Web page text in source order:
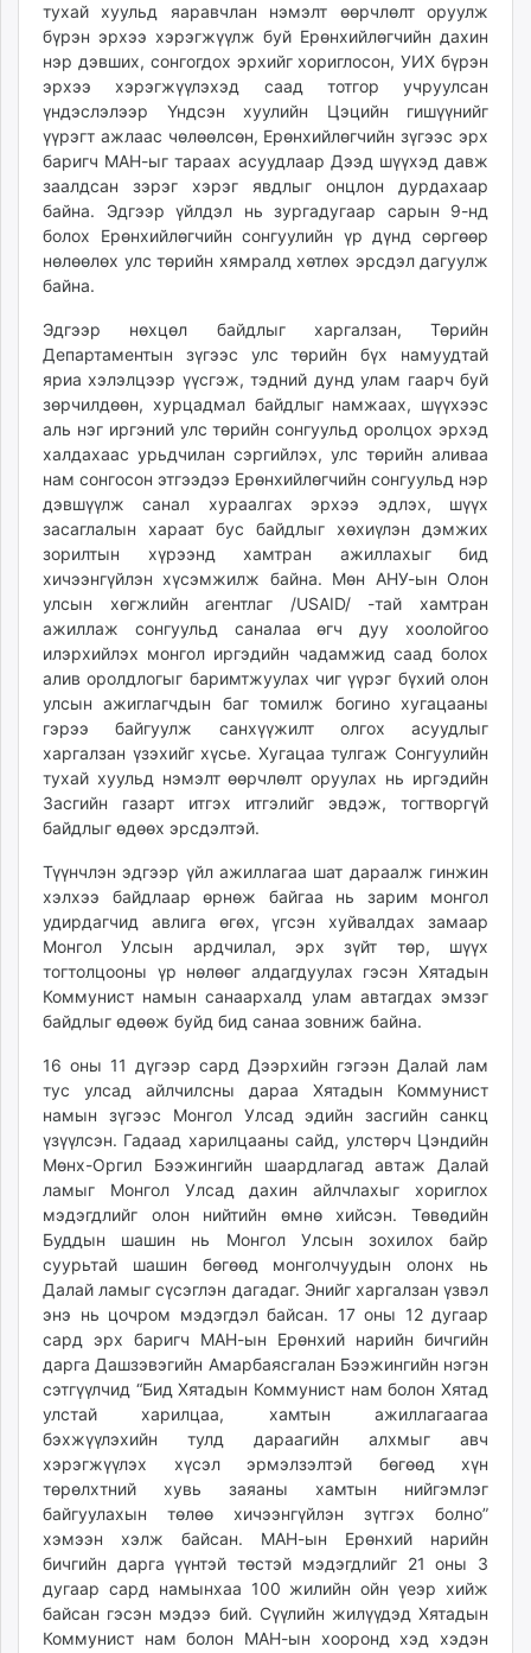
тухай хуульд яаравчлан нэмэлт өөрчлөлт оруулж
бүрэн эрхээ хэрэгжүүлж буй Ерөнхийлөгчийн дахин
нэр дэвших, сонгогдох эрхийг хориглосон, УИХ бүрэн
эрхээ хэрэгжүүлэхэд саад тотгор учруулсан
үндэслэлээр Үндсэн хуулийн Цэцийн гишүүнийг
үүрэгт ажлаас чөлөөлсөн, Ерөнхийлөгчийн зүгээс эрх
баригч МАН-ыг тараах асуудлаар Дээд шүүхэд давж
заалдсан зэрэг хэрэг явдлыг онцлон дурдахаар
байна. Эдгээр үйлдэл нь зургадугаар сарын 9-нд
болох Ерөнхийлөгчийн сонгуулийн үр дүнд сөргөөр
нөлөөлөх улс төрийн хямралд хөтлөх эрсдэл дагуулж
байна.
Эдгээр нөхцөл байдлыг харгалзан, Төрийн
Департаментын зүгээс улс төрийн бүх намуудтай
яриа хэлэлцээр үүсгэж, тэдний дунд улам гаарч буй
зөрчилдөөн, хурцадмал байдлыг намжаах, шүүхээс
аль нэг иргэний улс төрийн сонгуульд оролцох эрхэд
халдахаас урьдчилан сэргийлэх, улс төрийн аливаа
нам сонгосон этгээдээ Ерөнхийлөгчийн сонгуульд нэр
дэвшүүлж санал хураалгах эрхээ эдлэх, шүүх
засаглалын хараат бус байдлыг хөхиүлэн дэмжих
зорилтын хүрээнд хамтран ажиллахыг бид
хичээнгүйлэн хүсэмжилж байна. Мөн АНУ-ын Олон
улсын хөгжлийн агентлаг /USAID/ -тай хамтран
ажиллаж сонгуульд саналаа өгч дуу хоолойгоо
илэрхийлэх монгол иргэдийн чадамжид саад болох
алив оролдлогыг баримтжуулах чиг үүрэг бүхий олон
улсын ажиглагчдын баг томилж богино хугацааны
гэрээ байгуулж санхүүжилт олгох асуудлыг
харгалзан үзэхийг хүсье. Хугацаа тулгаж Сонгуулийн
тухай хуульд нэмэлт өөрчлөлт оруулах нь иргэдийн
Засгийн газарт итгэх итгэлийг эвдэж, тогтворгүй
байдлыг өдөөх эрсдэлтэй.
Түүнчлэн эдгээр үйл ажиллагаа шат дараалж гинжин
хэлхээ байдлаар өрнөж байгаа нь зарим монгол
удирдагчид авлига өгөх, үгсэн хуйвалдах замаар
Монгол Улсын ардчилал, эрх зүйт төр, шүүх
тогтолцооны үр нөлөөг алдагдуулах гэсэн Хятадын
Коммунист намын санаархалд улам автагдах эмзэг
байдлыг өдөөж буйд бид санаа зовниж байна.
16 оны 11 дүгээр сард Дээрхийн гэгээн Далай лам
тус улсад айлчилсны дараа Хятадын Коммунист
намын зүгээс Монгол Улсад эдийн засгийн санкц
үзүүлсэн. Гадаад харилцааны сайд, улстөрч Цэндийн
Мөнх-Оргил Бээжингийн шаардлагад автаж Далай
ламыг Монгол Улсад дахин айлчлахыг хориглох
мэдэгдлийг олон нийтийн өмнө хийсэн. Төвөдийн
Буддын шашин нь Монгол Улсын зохилох байр
суурьтай шашин бөгөөд монголчуудын олонх нь
Далай ламыг сүсэглэн дагадаг. Энийг харгалзан үзвэл
энэ нь цочром мэдэгдэл байсан. 17 оны 12 дугаар
сард эрх баригч МАН-ын Ерөнхий нарийн бичгийн
дарга Дашзэвэгийн Амарбаясгалан Бээжингийн нэгэн
сэтгүүлчид “Бид Хятадын Коммунист нам болон Хятад
улстай харилцаа, хамтын ажиллагаагаа
бэхжүүлэхийн тулд дараагийн алхмыг авч
хэрэгжүүлэх хүсэл эрмэлзэлтэй бөгөөд хүн
төрөлхтний хувь заяаны хамтын нийгэмлэг
байгуулахын төлөө хичээнгүйлэн зүтгэх болно”
хэмээн хэлж байсан. МАН-ын Ерөнхий нарийн
бичгийн дарга үүнтэй төстэй мэдэгдлийг 21 оны 3
дугаар сард намынхаа 100 жилийн ойн үеэр хийж
байсан гэсэн мэдээ бий. Сүүлийн жилүүдэд Хятадын
Коммунист нам болон МАН-ын хооронд хэд хэдэн